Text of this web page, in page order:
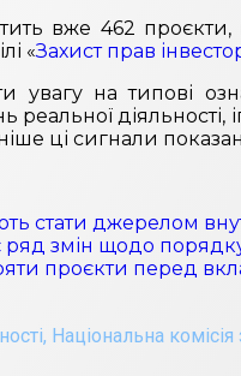
вже 462
«Захист прав
увагу на типові
реальної
ці сигнали
стати джерелом
змін щодо порядку
проєкти перед
, Національна